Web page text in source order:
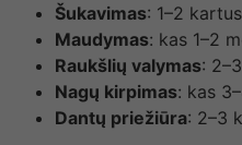
Šukavimas: 1–2
Maudymas: kas 1–2
Raukšlių valymas:
Nagų kirpimas: kas
Dantų priežiūra: 2–3